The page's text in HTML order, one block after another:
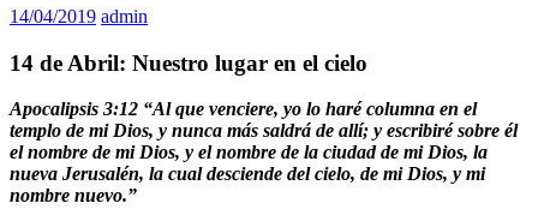
14/04/2019 admin
14 de Abril: Nuestro lugar en el cielo
Apocalipsis 3:12 “Al que venciere, yo lo haré columna en el
templo de mi Dios, y nunca más saldrá de allí; y escribiré sobre él
el nombre de mi Dios, y el nombre de la ciudad de mi Dios, la
nueva Jerusalén, la cual desciende del cielo, de mi Dios, y mi
nombre nuevo.”